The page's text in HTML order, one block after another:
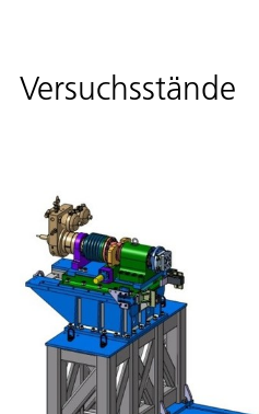
Versuchsstände